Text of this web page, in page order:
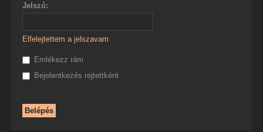
Jelszó:
Elfelejtettem a jelszavam
Emlékezz rám
Bejelentkezés rejtettként